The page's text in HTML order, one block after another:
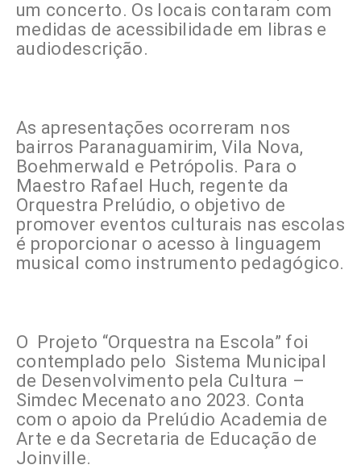
um concerto. Os locais contaram com
medidas de acessibilidade em libras e
audiodescrição.
As apresentações ocorreram nos
bairros Paranaguamirim, Vila Nova,
Boehmerwald e Petrópolis. Para o
Maestro Rafael Huch, regente da
Orquestra Prelúdio, o objetivo de
promover eventos culturais nas escolas
é proporcionar o acesso à linguagem
musical como instrumento pedagógico.
O Projeto “Orquestra na Escola” foi
contemplado pelo Sistema Municipal
de Desenvolvimento pela Cultura –
Simdec Mecenato ano 2023. Conta
com o apoio da Prelúdio Academia de
Arte e da Secretaria de Educação de
Joinville.